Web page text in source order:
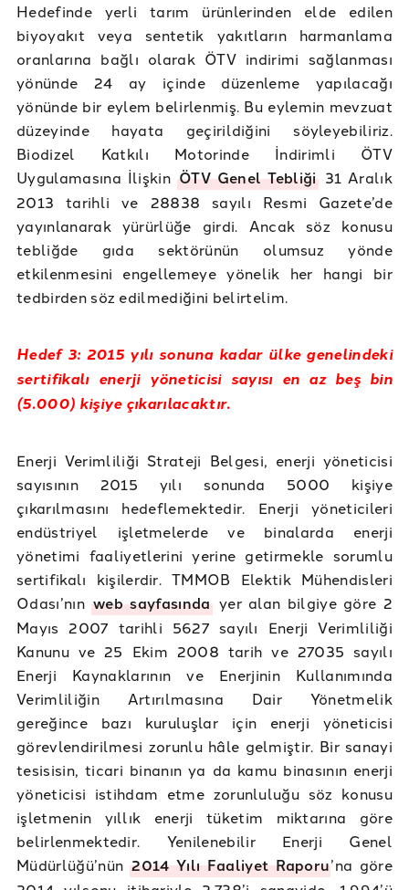
Hedefinde yerli tarım ürünlerinden elde edilen
biyoyakıt veya sentetik yakıtların harmanlama
oranlarına bağlı olarak ÖTV indirimi sağlanması
yönünde 24 ay içinde düzenleme yapılacağı
yönünde bir eylem belirlenmiş. Bu eylemin mevzuat
düzeyinde hayata geçirildiğini söyleyebiliriz.
Biodizel Katkılı Motorinde İndirimli ÖTV
Uygulamasına İlişkin ÖTV Genel Tebliği31 Aralık
2013 tarihli ve 28838 sayılı Resmi Gazete’de
yayınlanarak yürürlüğe girdi. Ancak söz konusu
tebliğde gıda sektörünün olumsuz yönde
etkilenmesini engellemeye yönelik her hangi bir
tedbirden söz edilmediğini belirtelim.
Hedef 3: 2015 yılı sonuna kadar ülke genelindeki
sertifikalı enerji yöneticisi sayısı en az beş bin
(5.000) kişiye çıkarılacaktır.
Enerji Verimliliği Strateji Belgesi, enerji yöneticisi
sayısının 2015 yılı sonunda 5000 kişiye
çıkarılmasını hedeflemektedir. Enerji yöneticileri
endüstriyel işletmelerde ve binalarda enerji
yönetimi faaliyetlerini yerine getirmekle sorumlu
sertifikalı kişilerdir. TMMOB Elektik Mühendisleri
Odası’nınweb sayfasındayer alan bilgiye göre 2
Mayıs 2007 tarihli 5627 sayılı Enerji Verimliliği
Kanunu ve 25 Ekim 2008 tarih ve 27035 sayılı
Enerji Kaynaklarının ve Enerjinin Kullanımında
Verimliliğin Artırılmasına Dair Yönetmelik
gereğince bazı kuruluşlar için enerji yöneticisi
görevlendirilmesi zorunlu hâle gelmiştir. Bir sanayi
tesisisin, ticari binanın ya da kamu binasının enerji
yöneticisi istihdam etme zorunluluğu söz konusu
işletmenin yıllık enerji tüketim miktarına göre
belirlenmektedir. Yenilenebilir Enerji Genel
Müdürlüğü’nün2014 Yılı Faaliyet Raporu’na göre